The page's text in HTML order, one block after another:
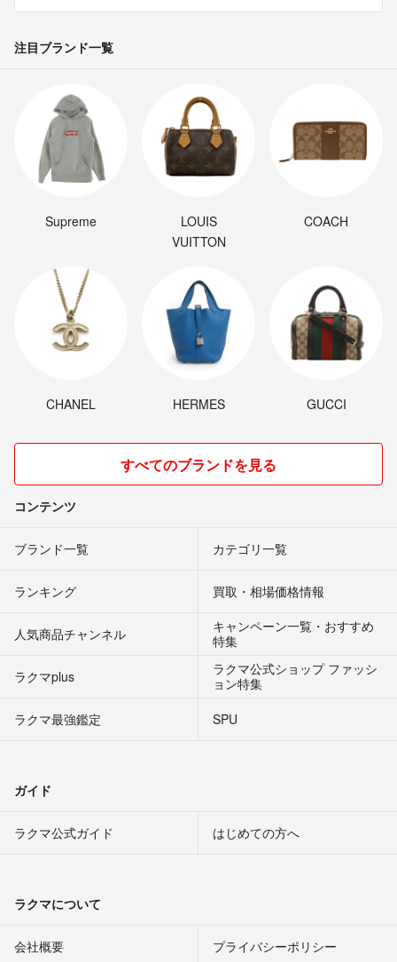
注目ブランド一覧
Supreme
LOUIS
VUITTON
COACH
CHANEL HERMES GUCCI
すべてのブランドを見る
コンテンツ
ブランド一覧 カテゴリ一覧
ランキング 買取・相場価格情報
人気商品チャンネル
キャンペーン一覧・おすすめ
特集
ラクマplus
ラクマ公式ショップ ファッシ
ョン特集
ラクマ最強鑑定
SPU
ガイド
ラクマ公式ガイド はじめての方へ
ラクマについて
会社概要 プライバシーポリシー